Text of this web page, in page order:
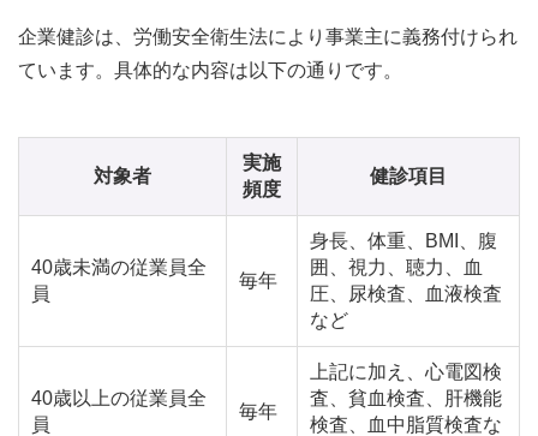
企業健診は、労働安全衛生法により事業主に義務付けられ
ています。具体的な内容は以下の通りです。
対象者
実施
頻度
健診項目
40歳未満の従業員全
員
毎年
身長、体重、BMI、腹
囲、視力、聴力、血
圧、尿検査、血液検査
など
40歳以上の従業員全
員
毎年
上記に加え、心電図検
査、貧血検査、肝機能
検査、血中脂質検査な